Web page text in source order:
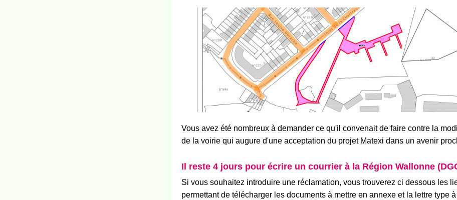
Vous avez été nombreux à demander ce qu'il convenait de faire contre la
de la voirie qui augure d'une acceptation du projet Matexi dans un avenir
Il reste 4 jours pour écrire un courrier à la Région Wallonne
Si vous souhaitez introduire une réclamation, vous trouverez ci dessous les
permettant de télécharger les documents à mettre en annexe et la lettre type